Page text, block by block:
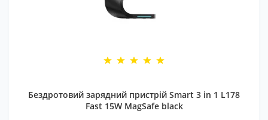
Бездротовий зарядний пристрій Smart 3 in 1 L178
Fast 15W MagSafe black